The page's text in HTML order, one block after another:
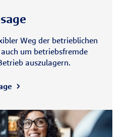
Weg der betrieblichen
um betriebsfremde
auszulagern.